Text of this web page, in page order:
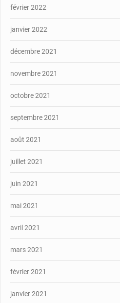
février 2022
janvier 2022
décembre 2021
novembre 2021
octobre 2021
septembre 2021
août 2021
juillet 2021
juin 2021
mai 2021
avril 2021
mars 2021
février 2021
janvier 2021